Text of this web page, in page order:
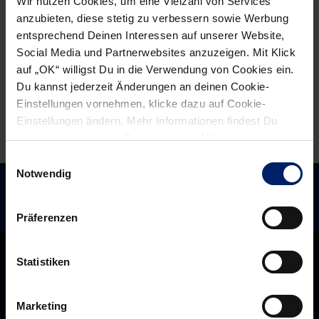
anzubieten, diese stetig zu verbessern sowie Werbung
entsprechend Deinen Interessen auf unserer Website,
Social Media und Partnerwebsites anzuzeigen. Mit Klick
auf „OK“ willigst Du in die Verwendung von Cookies ein.
Du kannst jederzeit Änderungen an deinen Cookie-
Einstellungen vornehmen, klicke dazu auf Cookie-
Einstellungen ändern. Mehr Informationen findest Du
außerdem in unsererDatenschutzerklärung.
Notwendig
Präferenzen
Statistiken
Marketing
Vorverkauf
am
25.
Juli
Verantwortung
übernimmt“